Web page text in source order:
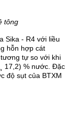
tông
Sika - R4 với liều
hỗn hợp cát
tự so với khi
17,2) % nước. Đặc
độ sụt của BTXM